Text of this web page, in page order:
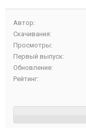
Автор
Скачивания
Просмотры
Первый выпуск
Обновление
Рейтинг